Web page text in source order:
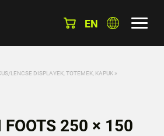
EN
LENCSE DISPLAYEK, TOTEMEK, KAPUK »
FOOTS 250 × 150